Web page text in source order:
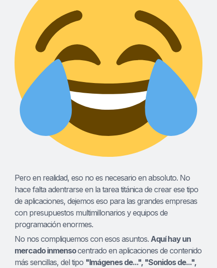
Pero en realidad, eso no es necesario en absoluto. No
hace falta adentrarse en la tarea titánica de crear ese tipo
de aplicaciones, dejemos eso para las grandes empresas
con presupuestos multimillonarios y equipos de
programación enormes.
No nos compliquemos con esos asuntos. Aquí hay un
mercado inmensocentrado en aplicaciones de contenido
más sencillas, del tipo "Imágenes de...", "Sonidos de...",